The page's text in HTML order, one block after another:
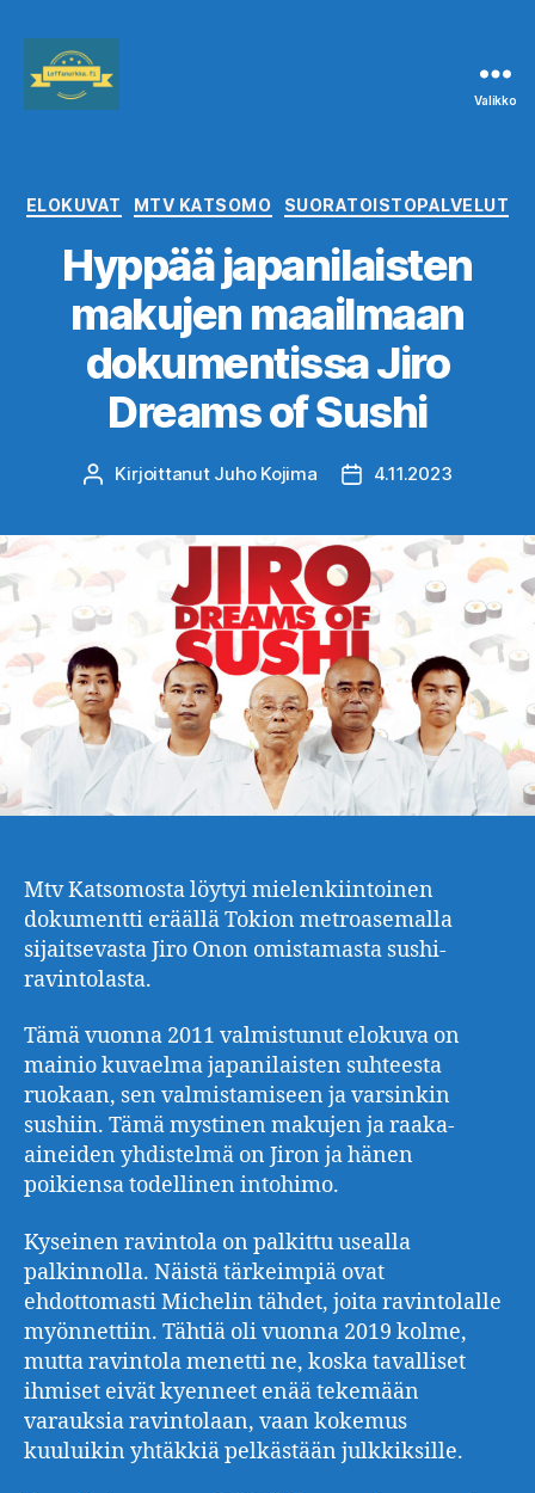
Valikko
Kategoriat
ELOKUVAT MTV KATSOMO SUORATOISTOPALVELUT
Hyppää japanilaisten
makujen maailmaan
dokumentissa Jiro
Dreams of Sushi
Kirjoittaja
Kirjoittanut Juho Kojima Julkaisupäivämäärä
4.11.2023
Mtv Katsomosta löytyi mielenkiintoinen
dokumentti eräällä Tokion metroasemalla
sijaitsevasta Jiro Onon omistamasta sushi-
ravintolasta.
Tämä vuonna 2011 valmistunut elokuva on
mainio kuvaelma japanilaisten suhteesta
ruokaan, sen valmistamiseen ja varsinkin
sushiin. Tämä mystinen makujen ja raaka-
aineiden yhdistelmä on Jiron ja hänen
poikiensa todellinen intohimo.
Kyseinen ravintola on palkittu usealla
palkinnolla. Näistä tärkeimpiä ovat
ehdottomasti Michelin tähdet, joita ravintolalle
myönnettiin. Tähtiä oli vuonna 2019 kolme,
mutta ravintola menetti ne, koska tavalliset
ihmiset eivät kyenneet enää tekemään
varauksia ravintolaan, vaan kokemus
kuuluikin yhtäkkiä pelkästään julkkiksille.